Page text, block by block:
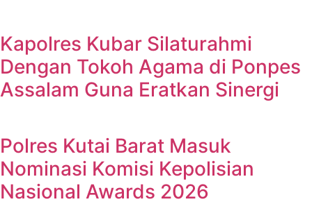
Kapolres Kubar Silaturahmi
Dengan Tokoh Agama di Ponpes
Assalam Guna Eratkan Sinergi
Polres Kutai Barat Masuk
Nominasi Komisi Kepolisian
Nasional Awards 2026